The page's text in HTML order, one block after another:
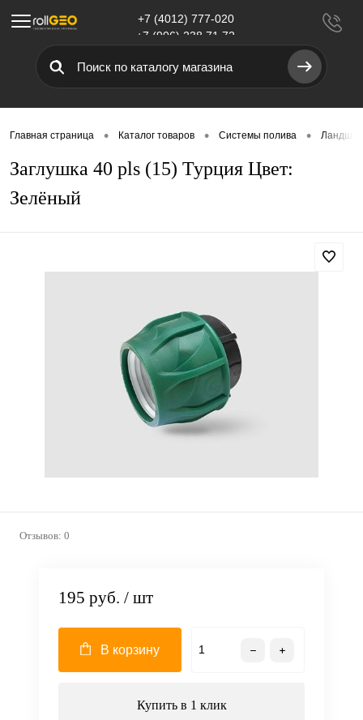
Меню
+7 (4012) 777-020
+7 (906) 238 71 72
Главная страница • Каталог товаров • Системы полива •
Заглушка 40 pls (15) Турция Цвет:
Зелёный
Отзывов: 0
195 руб. / шт
В корзину
Купить в 1 клик